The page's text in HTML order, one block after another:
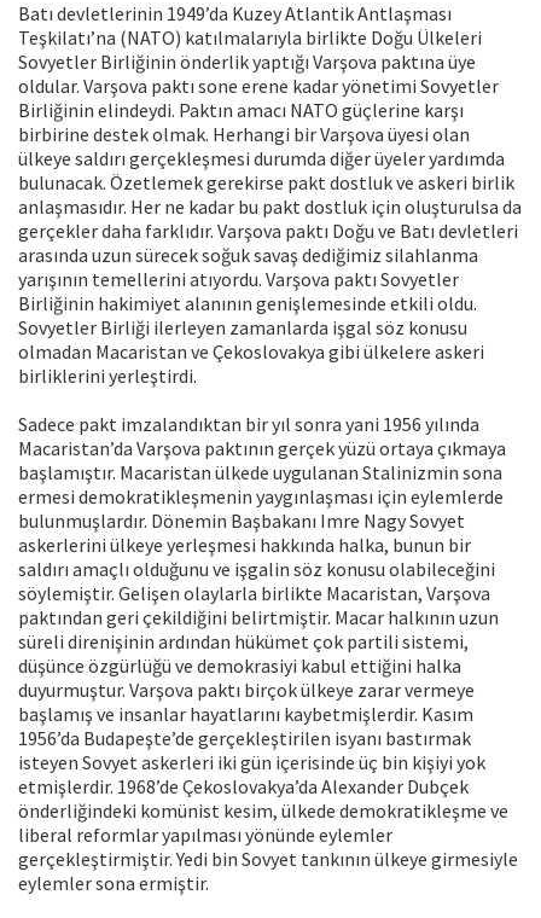
Batı devletlerinin 1949’da Kuzey Atlantik Antlaşması
Teşkilatı’na (NATO) katılmalarıyla birlikte Doğu Ülkeleri
Sovyetler Birliğinin önderlik yaptığı Varşova paktına üye
oldular. Varşova paktı sone erene kadar yönetimi Sovyetler
Birliğinin elindeydi. Paktın amacı NATO güçlerine karşı
birbirine destek olmak. Herhangi bir Varşova üyesi olan
ülkeye saldırı gerçekleşmesi durumda diğer üyeler yardımda
bulunacak. Özetlemek gerekirse pakt dostluk ve askeri birlik
anlaşmasıdır. Her ne kadar bu pakt dostluk için oluşturulsa da
gerçekler daha farklıdır. Varşova paktı Doğu ve Batı devletleri
arasında uzun sürecek soğuk savaş dediğimiz silahlanma
yarışının temellerini atıyordu. Varşova paktı Sovyetler
Birliğinin hakimiyet alanının genişlemesinde etkili oldu.
Sovyetler Birliği ilerleyen zamanlarda işgal söz konusu
olmadan Macaristan ve Çekoslovakya gibi ülkelere askeri
birliklerini yerleştirdi.
Sadece pakt imzalandıktan bir yıl sonra yani 1956 yılında
Macaristan’da Varşova paktının gerçek yüzü ortaya çıkmaya
başlamıştır. Macaristan ülkede uygulanan Stalinizmin sona
ermesi demokratikleşmenin yaygınlaşması için eylemlerde
bulunmuşlardır. Dönemin Başbakanı Imre Nagy Sovyet
askerlerini ülkeye yerleşmesi hakkında halka, bunun bir
saldırı amaçlı olduğunu ve işgalin söz konusu olabileceğini
söylemiştir. Gelişen olaylarla birlikte Macaristan, Varşova
paktından geri çekildiğini belirtmiştir. Macar halkının uzun
süreli direnişinin ardından hükümet çok partili sistemi,
düşünce özgürlüğü ve demokrasiyi kabul ettiğini halka
duyurmuştur. Varşova paktı birçok ülkeye zarar vermeye
başlamış ve insanlar hayatlarını kaybetmişlerdir. Kasım
1956’da Budapeşte’de gerçekleştirilen isyanı bastırmak
isteyen Sovyet askerleri iki gün içerisinde üç bin kişiyi yok
etmişlerdir. 1968’de Çekoslovakya’da Alexander Dubçek
önderliğindeki komünist kesim, ülkede demokratikleşme ve
liberal reformlar yapılması yönünde eylemler
gerçekleştirmiştir. Yedi bin Sovyet tankının ülkeye girmesiyle
eylemler sona ermiştir.